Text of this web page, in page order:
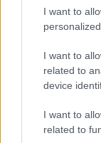
I want to
I want to
related to
device
I want to
related to
Πέρα από τη